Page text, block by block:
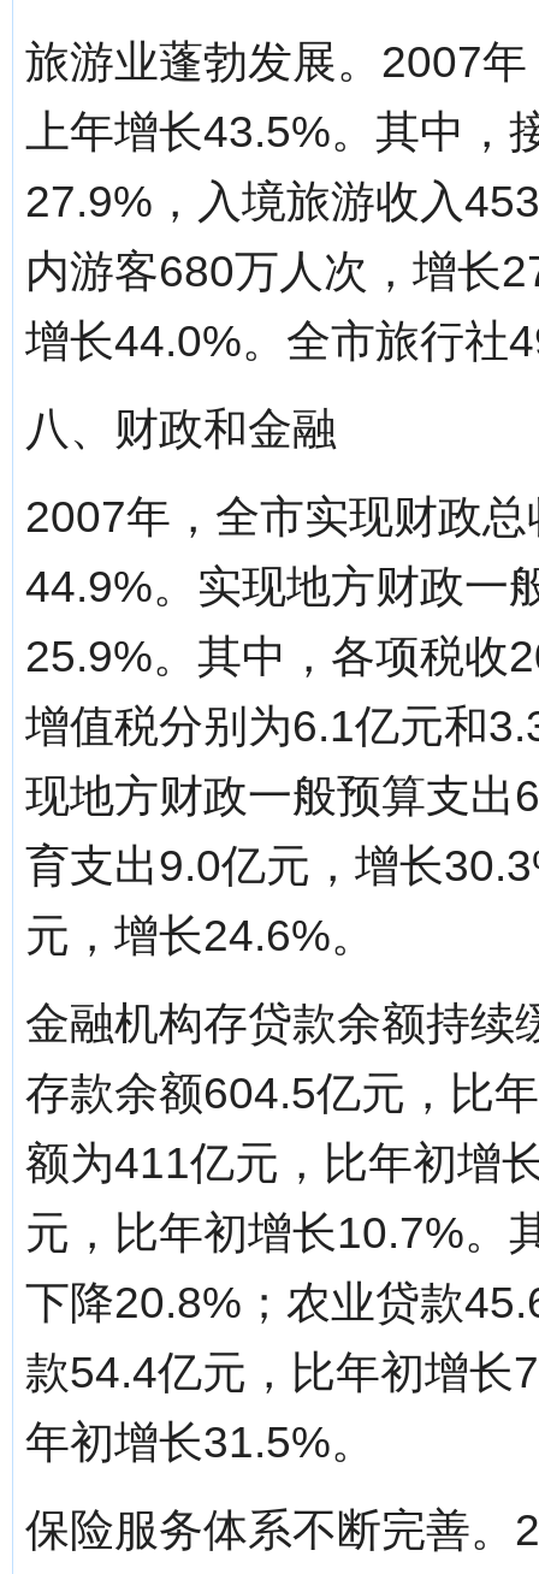
旅游业蓬勃发展。2007
上年增长43.5%。其中
27.9%，入境旅游收入
内游客680万人次，增长
增长44.0%。全市旅行社
八、财政和金融
2007年，全市实现财政
44.9%。实现地方财政一
25.9%。其中，各项税收
增值税分别为6.1亿元和
现地方财政一般预算支出
育支出9.0亿元，增长
元，增长24.6%。
金融机构存贷款余额持续
存款余额604.5亿元，比
额为411亿元，比年初增
元，比年初增长10.7%。
下降20.8%；农业贷款
款54.4亿元，比年初增长
年初增长31.5%。
保险服务体系不断完善。